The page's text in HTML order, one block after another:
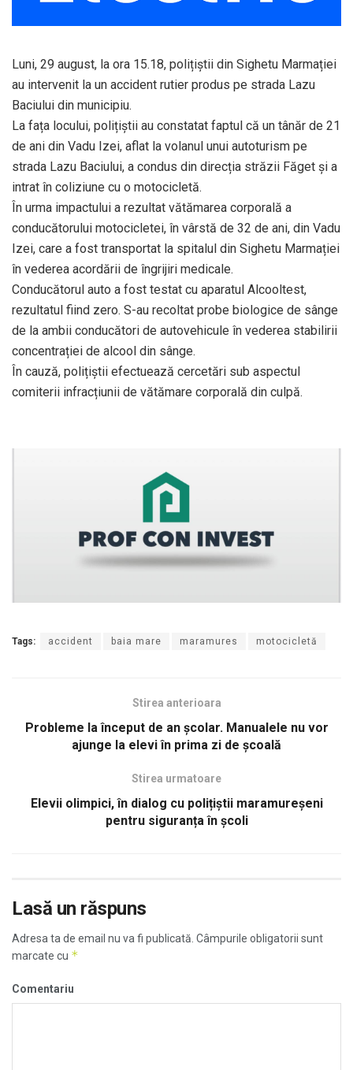
Luni, 29 august, la ora 15.18, polițiștii din Sighetu Marmației
au intervenit la un accident rutier produs pe strada Lazu
Baciului din municipiu.
La fața locului, polițiștii au constatat faptul că un tânăr de 21
de ani din Vadu Izei, aflat la volanul unui autoturism pe
strada Lazu Baciului, a condus din direcția străzii Făget şi a
intrat în coliziune cu o motocicletă.
În urma impactului a rezultat vătămarea corporală a
conducătorului motocicletei, în vârstă de 32 de ani, din Vadu
Izei, care a fost transportat la spitalul din Sighetu Marmației
în vederea acordării de îngrijiri medicale.
Conducătorul auto a fost testat cu aparatul Alcooltest,
rezultatul fiind zero. S-au recoltat probe biologice de sânge
de la ambii conducători de autovehicule în vederea stabilirii
concentrației de alcool din sânge.
În cauză, polițiștii efectuează cercetări sub aspectul
comiterii infracțiunii de vătămare corporală din culpă.
Tags: accident baia mare maramures motocicletă
Stirea anterioara
Probleme la început de an şcolar. Manualele nu vor
ajunge la elevi în prima zi de şcoală
Stirea urmatoare
Elevii olimpici, în dialog cu polițiștii maramureșeni
pentru siguranța în şcoli
Lasă un răspuns
Adresa ta de email nu va fi publicată. Câmpurile obligatorii sunt
marcate cu *
Comentariu